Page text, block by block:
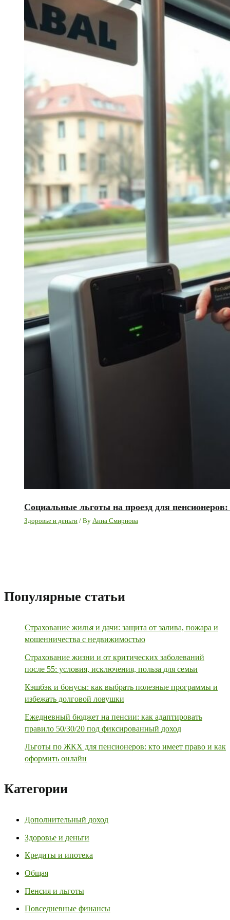
Социальные льготы на проезд для
Здоровье и деньги/ By Анна Смирнова
Популярные статьи
Страхование жилья и дачи: защита от залива, пожара и
мошенничества с недвижимостью
Страхование жизни и от критических заболеваний
после 55: условия, исключения, польза для семьи
Кэшбэк и бонусы: как выбрать полезные программы и
избежать долговой ловушки
Ежедневный бюджет на пенсии: как адаптировать
правило 50/30/20 под фиксированный доход
Льготы по ЖКХ для пенсионеров: кто имеет право и как
оформить онлайн
Категории
Дополнительный доход
Здоровье и деньги
Кредиты и ипотека
Общая
Пенсия и льготы
Повседневные финансы